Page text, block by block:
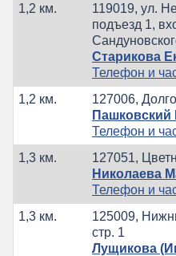
1,2 км.
119019, ул.
подъезд 1,
Старикова
Телефон и
1,2 км.
127006,
Пашковский
Телефон и
1,3 км.
127051,
Николаева
Телефон и
1,3 км.
125009,
стр. 1
Лущикова